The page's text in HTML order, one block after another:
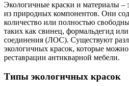
Экологичные краски и материалы –
из природных компонентов. Они
количество или полностью
таких как свинец, формальдегид
соединения (ЛОС). Существуют
экологичных красок, которые можно
реставрации антикварной мебели.
Типы экологичных красок